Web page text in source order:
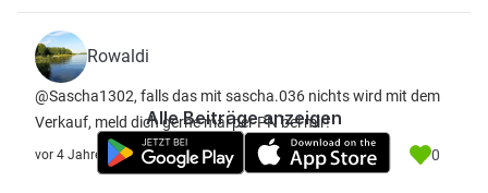
Rowaldi
@Sascha1302, falls das mit sascha.036 nichts wird mit dem
Verkauf, meld dich gerne mal per PN bei mir!
vor 4 Jahre 0
Alle Beiträge anzeigen